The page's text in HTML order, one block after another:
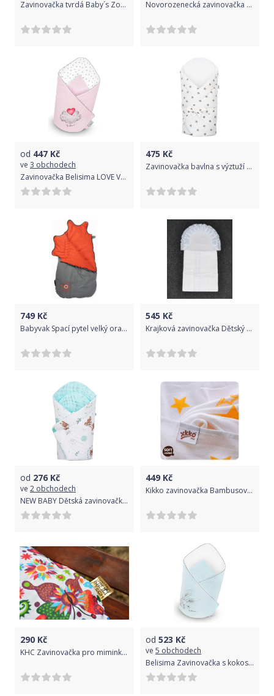
Zavinovačka tvrdá Baby´s Zone Kangaroo Krémová Novorozenecká zavinovačka Velvet prošívaná - modrá
od 447 Kč
ve 3 obchodech
Zavinovačka Belisima LOVE Varianta: růžová
475 Kč
Zavinovačka bavlna s výztuží - HVĚZDIČKY šedé na bílém - NewBaby
749 Kč
Babyvak Spací pytel velký oranžová/šedá
545 Kč
Krajková zavinovačka Dětský svět obdélníková s krajkou Cordoba
od 276 Kč
ve 2 obchodech
NEW BABY Dětská zavinovačka Srnka mátová 100% bavlna 75x75 cm
449 Kč
Kikko zavinovačka Bambusová linie kolekce Stars 120x120 cm 1 ks Lemon Stars 2015
290 Kč
KHC Zavinovačka pro miminko Dečka Motýlci 75x75 cm
od 523 Kč
ve 5 obchodech
Belisima Zavinovačka s kokosovou vložkou - Zajíček - modrá